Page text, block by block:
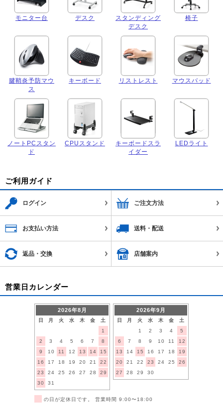
モニター台 デスク
スタンディング
デスク
椅子
腱鞘炎予防マウ
ス
キーボード リストレスト マウスパッド
ノートPCスタン
ド
CPUスタンド
キーボードスラ
イダー
LEDライト
ご利用ガイド
ログイン ご注文方法
お支払い方法 送料・配送
返品・交換 店舗案内
営業日カレンダー
2026年8月
日 月 火 水 木 金
土
1
2
3 4 5 6 7
8
9
10 11 12 13 14
15
16
17 18 19 20 21
22
23
24 25 26 27 28
29
30
31
2026年9月
日 月 火 水 木 金
土
1
2 3 4
5
6
7 8 9 10 11
12
13
14 15 16 17 18
19
20
21 22 23 24 25
26
27
28 29 30
の日が定休日です。 営業時間 9:00〜18:00